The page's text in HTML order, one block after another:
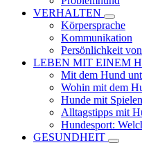
VERHALTEN
Körpersprache
Kommunikation
Persönlichkeit
LEBEN MIT EINEM
Mit dem Hund
Wohin mit dem
Hunde mit
Alltagstipps mit
Hundesport:
GESUNDHEIT